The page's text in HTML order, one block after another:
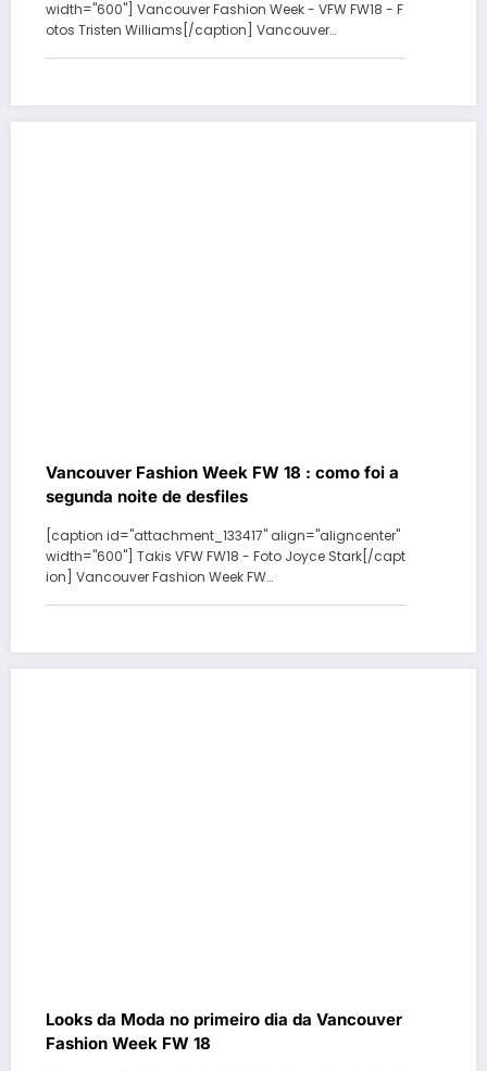
width="600"] Vancouver Fashion Week - VFW FW18 - F
otos Tristen Williams[/caption] Vancouver…
Vancouver Fashion Week FW 18 : como foi a
segunda noite de desfiles
[caption id="attachment_133417" align="aligncenter"
width="600"] Takis VFW FW18 - Foto Joyce Stark[/capt
ion] Vancouver Fashion Week FW…
Looks da Moda no primeiro dia da Vancouver
Fashion Week FW 18